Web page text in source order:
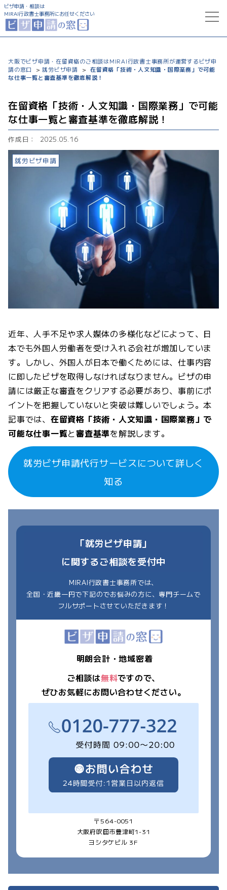
ビザ申請・相談は
MIRAI行政書士事務所にお任せください
サービス一覧
就労ビザ申請
特定技能ビザ申請
配偶者ビザ申請
経営管理ビザ申請
永住ビザ申請
コラム
ビザ申請支援実績
事務所について
0120-777-322
受付時間 9:00～20:00
大阪でビザ申請・在留資格のご相談はMIRAI行政書士事務所が運営するビザ申
請の窓口
>就労ビザ申請 > 在留資格「技術・人文知識・国際業務」で可能
な仕事一覧と審査基準を徹底解説！
在留資格「技術・人文知識・国際業務」で可能
な仕事一覧と審査基準を徹底解説！
作成日： 2025.05.16
就労ビザ申請
近年、人手不足や求人媒体の多様化などによって、日
本でも外国人労働者を受け入れる会社が増加していま
す。しかし、外国人が日本で働くためには、仕事内容
に即したビザを取得しなければなりません。ビザの申
請には厳正な審査をクリアする必要があり、事前にポ
イントを把握していないと突破は難しいでしょう。本
記事では、 在留資格「技術・人文知識・国際業務」で
可能な仕事一覧と審査基準を解説します。
就労ビザ申請代行サービスについて詳しく
知る
「就労ビザ申請」
に関するご相談を受付中
MIRAI行政書士事務所では、
全国・近畿一円で下記のでお悩みの方に、専門チームで
フルサポートさせていただきます！
明朗会計・地域密着
ご相談は無料ですので、
ぜひお気軽にお問い合わせください。
〒564-0051
大阪府吹田市豊津町1-31
ヨシタケビル 3F